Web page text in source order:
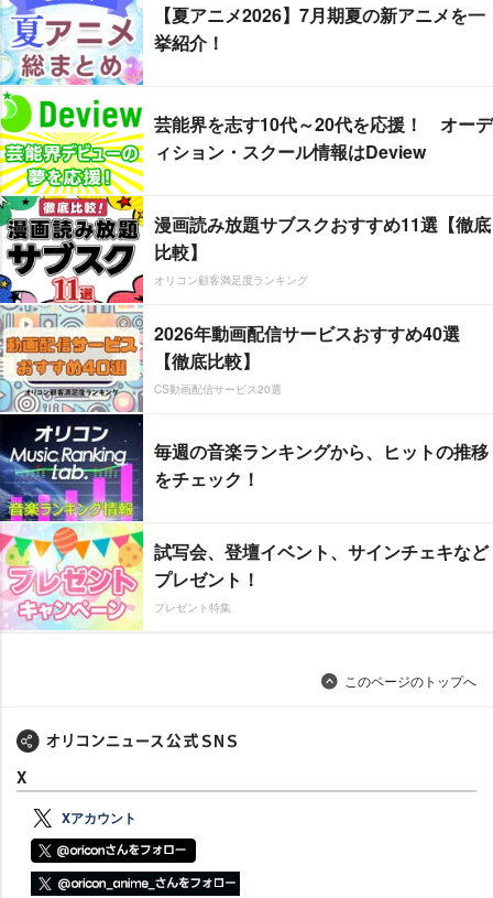
【夏アニメ2026】7月期夏の新アニメを一
挙紹介！
芸能界を志す10代～20代を応援！ オーデ
ィション・スクール情報はDeview
漫画読み放題サブスクおすすめ11選【徹底
比較】
オリコン顧客満足度ランキング
2026年動画配信サービスおすすめ40選
【徹底比較】
CS動画配信サービス20選
毎週の音楽ランキングから、ヒットの推移
をチェック！
試写会、登壇イベント、サインチェキなど
プレゼント！
プレゼント特集
このページのトップへ
X
Xアカウント